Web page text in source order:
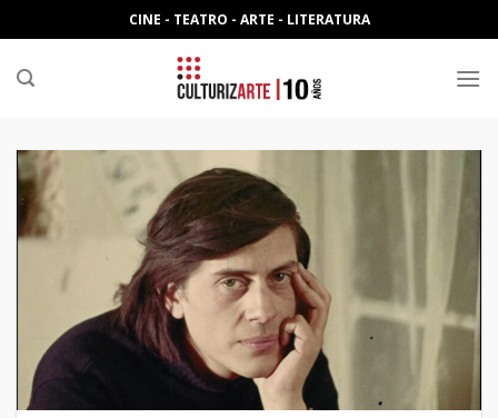
to
content
CINE - TEATRO - ARTE - LITERATURA